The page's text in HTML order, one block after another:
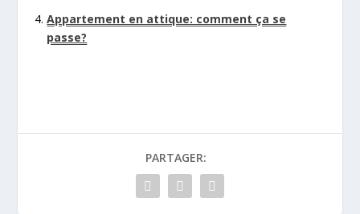
Appartement en attique: comment ça se
passe?
PARTAGER: